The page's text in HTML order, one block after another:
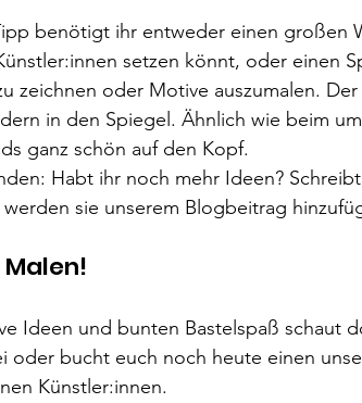
benötigt ihr entweder einen großen
setzen könnt, oder einen
zeichnen oder Motive auszumalen.
in den Spiegel. Ähnlich wie beim
ganz schön auf den Kopf.
Habt ihr noch mehr Ideen?
sie unserem Blogbeitrag
Ideen und bunten Bastelspaß schaut
oder bucht euch noch heute einen
Künstler:innen.